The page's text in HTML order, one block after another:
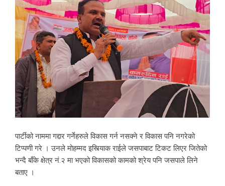
पार्टीको नाममा गद्दार गर्नेहरुले विकास गर्न नसक्ने र विकास पनि नगरेको
टिप्पणी गरे । उनले मोहम्मद इस्त्यिाक राईले जसपाबाट टिकट लिएर जितेको
भन्दै बाँके क्षेत्र नं.२ मा भएको विकासको कामको श्रेय पनि जसपाले लिने
बताए ।